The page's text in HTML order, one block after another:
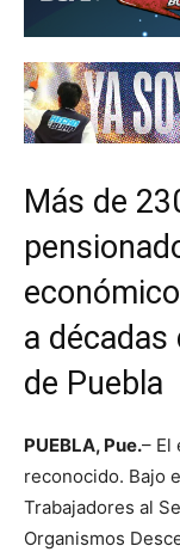
Más de
a
de Puebla
PUEBLA, Pue.– El
reconocido. Bajo
Trabajadores al
Organismos